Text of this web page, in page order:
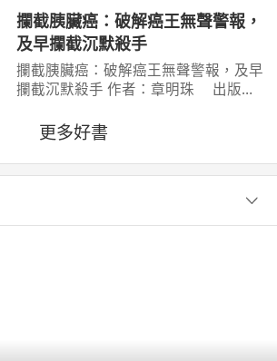
文 林俊宏 出版社：天下文化出版社
出版日期：2026-02-02 00:00:00 特
別收錄２篇彩蛋加碼
攔截胰臟癌：破解癌王無聲警報，
及早攔截沉默殺手
攔截胰臟癌：破解癌王無聲警報，及早
攔截沉默殺手 作者：章明珠 出版
04 00:00:00 定期健檢正常，為何仍得
胰臟癌？ 台大權威醫師25年篩檢實
證， 鎖定胰臟癌關鍵1公分，
更多好書